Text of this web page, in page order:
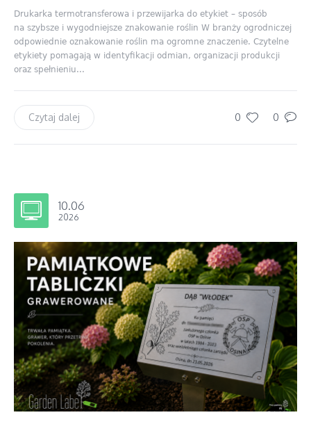
Drukarka termotransferowa i przewijarka do etykiet – sposób
na szybsze i wygodniejsze znakowanie roślin W branży ogrodniczej
odpowiednie oznakowanie roślin ma ogromne znaczenie. Czytelne
etykiety pomagają w identyfikacji odmian, organizacji produkcji
oraz spełnieniu...
0 0
Czytaj dalej
10.06
2026